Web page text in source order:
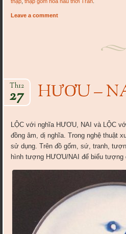
Leave a comment
HƯƠU –
Th12
27
LỘC với nghĩa HƯƠU, NAI và LỘC
đồng âm, dị nghĩa. Trong nghệ thuật
sử dụng. Trên đồ gốm, sứ, tranh,
hình tượng HƯƠU/NAI để biểu tượng